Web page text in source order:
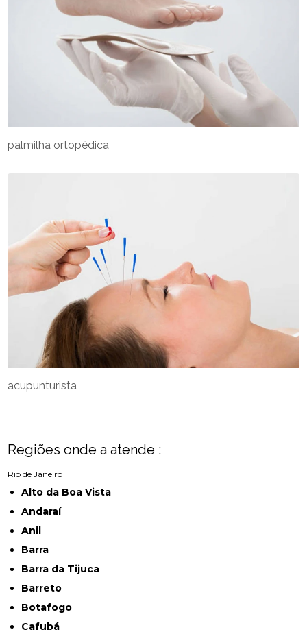
acupunturista
palmilha ortopédica
Regiões onde a atende :
Rio de Janeiro
Alto da Boa Vista
Andaraí
Anil
Barra
Barra da Tijuca
Barreto
Botafogo
Cafubá